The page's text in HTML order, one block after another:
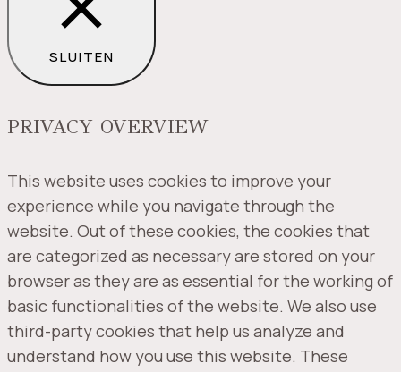
SLUITEN
PRIVACY OVERVIEW
This website uses cookies to improve your
experience while you navigate through the
website. Out of these cookies, the cookies that
are categorized as necessary are stored on your
browser as they are as essential for the working of
basic functionalities of the website. We also use
third-party cookies that help us analyze and
understand how you use this website. These